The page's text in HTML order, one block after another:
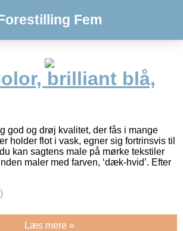
Fem
brilliant blå,
god og drøj kvalitet, der fås i mange
holder flot i vask, egner sig fortrinsvis til
kan sagtens male på mørke tekstiler
maler med farven, ‘dæk-hvid’. Efter
Læs mere »